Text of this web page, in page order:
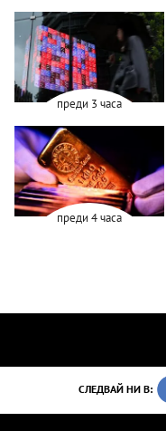
преди 3 часа
преди 4 часа
СЛЕДВАЙ НИ В: